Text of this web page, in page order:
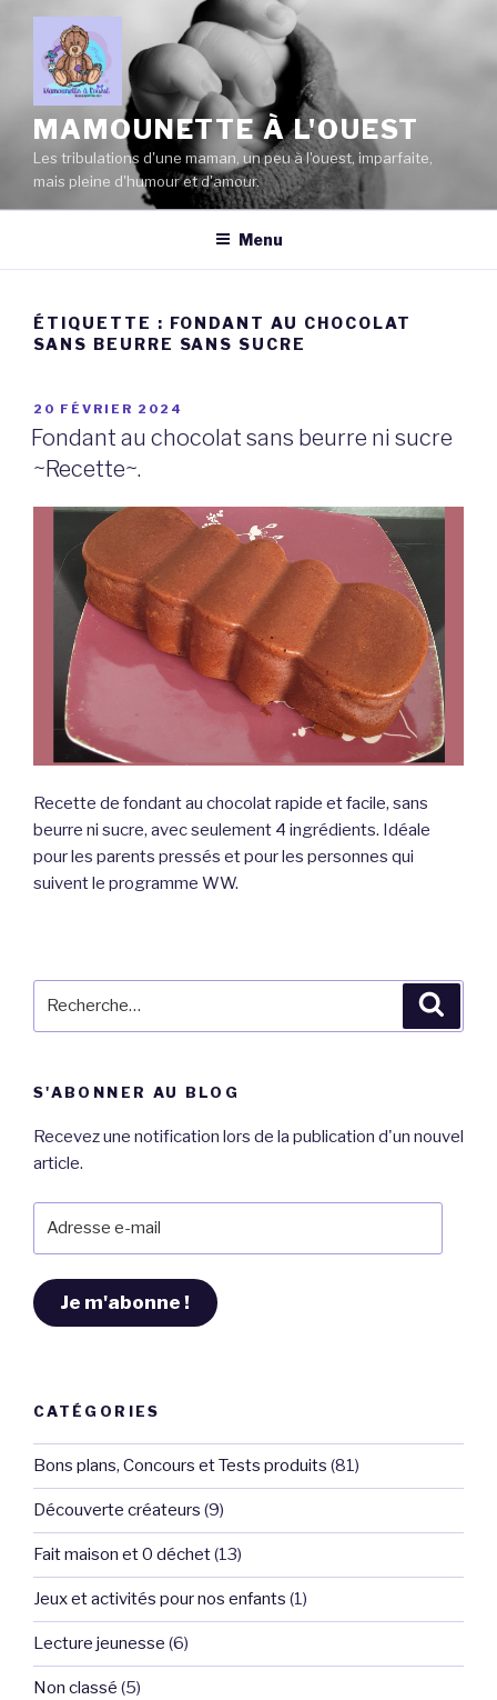
contenu
principal
MAMOUNETTE À L'OUEST
Les tribulations d'une maman, un peu à l'ouest, imparfaite,
mais pleine d'humour et d'amour.
Menu
ÉTIQUETTE : FONDANT AU CHOCOLAT
SANS BEURRE SANS SUCRE
PUBLIÉ
LE
20 FÉVRIER 2024
Fondant au chocolat sans beurre ni sucre
~Recette~.
Recette de fondant au chocolat rapide et facile, sans
beurre ni sucre, avec seulement 4 ingrédients. Idéale
pour les parents pressés et pour les personnes qui
suivent le programme WW.
S'ABONNER AU BLOG
Recevez une notification lors de la publication d'un nouvel
article.
Je m'abonne !
CATÉGORIES
Bons plans, Concours et Tests produits (81)
Découverte créateurs (9)
Fait maison et 0 déchet(13)
Jeux et activités pour nos enfants (1)
Lecture jeunesse (6)
Non classé (5)